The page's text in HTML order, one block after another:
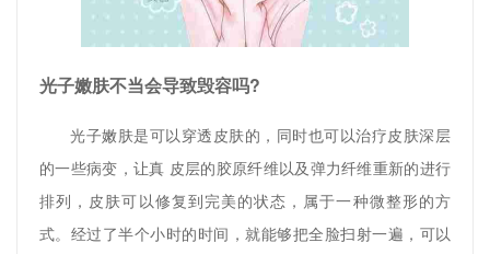
光子嫩肤不当会导致毁容吗?
光子嫩肤是可以穿透皮肤的，同时也可以治疗皮肤深层
的一些病变，让真 皮层的胶原纤维以及弹力纤维重新的进行
排列，皮肤可以修复到完美的状态，属于一种微整形的方
式。经过了半个小时的时间，就能够把全脸扫射一遍，可以